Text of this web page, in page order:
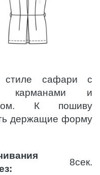
стиле сафари с
карманами и
К пошиву
держащие форму
8сек.